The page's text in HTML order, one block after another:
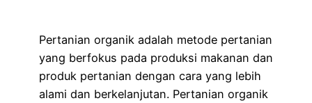
Pertanian organik adalah metode pertanian
yang berfokus pada produksi makanan dan
produk pertanian dengan cara yang lebih
alami dan berkelanjutan. Pertanian organik